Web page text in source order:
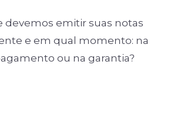
devemos emitir suas notas
e em qual momento: na
ou na garantia?